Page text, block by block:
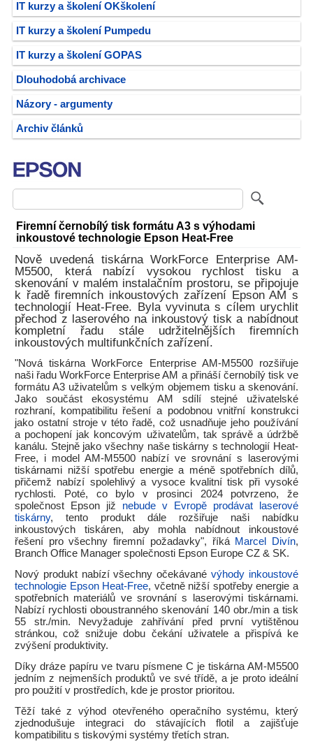
IT kurzy a školení OKškolení
IT kurzy a školení Pumpedu
IT kurzy a školení GOPAS
Dlouhodobá archivace
Názory - argumenty
Archiv článků
Firemní černobílý tisk formátu A3 s výhodami
inkoustové technologie Epson Heat-Free
Nově uvedená tiskárna WorkForce Enterprise AM-
M5500, která nabízí vysokou rychlost tisku a
skenování v malém instalačním prostoru, se připojuje
k řadě firemních inkoustových zařízení Epson AM s
technologií Heat-Free. Byla vyvinuta s cílem urychlit
přechod z laserového na inkoustový tisk a nabídnout
kompletní řadu stále udržitelnějších firemních
inkoustových multifunkčních zařízení.
"Nová tiskárna WorkForce Enterprise AM-M5500 rozšiřuje
naši řadu WorkForce Enterprise AM a přináší černobílý tisk ve
formátu A3 uživatelům s velkým objemem tisku a skenování.
Jako součást ekosystému AM sdílí stejné uživatelské
rozhraní, kompatibilitu řešení a podobnou vnitřní konstrukci
jako ostatní stroje v této řadě, což usnadňuje jeho používání
a pochopení jak koncovým uživatelům, tak správě a údržbě
kanálu. Stejně jako všechny naše tiskárny s technologií Heat-
Free, i model AM-M5500 nabízí ve srovnání s laserovými
tiskárnami nižší spotřebu energie a méně spotřebních dílů,
přičemž nabízí spolehlivý a vysoce kvalitní tisk při vysoké
rychlosti. Poté, co bylo v prosinci 2024 potvrzeno, že
společnost Epson již nebude v Evropě prodávat laserové
tiskárny, tento produkt dále rozšiřuje naši nabídku
inkoustových tiskáren, aby mohla nabídnout inkoustové
řešení pro všechny firemní požadavky", říká Marcel Divín,
Branch Office Manager společnosti Epson Europe CZ & SK.
Nový produkt nabízí všechny očekávanévýhody inkoustové
technologie Epson Heat-Free, včetně nižší spotřeby energie a
spotřebních materiálů ve srovnání s laserovými tiskárnami.
Nabízí rychlosti oboustranného skenování 140 obr./min a tisk
55 str./min. Nevyžaduje zahřívání před první vytištěnou
stránkou, což snižuje dobu čekání uživatele a přispívá ke
zvýšení produktivity.
Díky dráze papíru ve tvaru písmene C je tiskárna AM-M5500
jedním z nejmenších produktů ve své třídě, a je proto ideální
pro použití v prostředích, kde je prostor prioritou.
Těží také z výhod otevřeného operačního systému, který
zjednodušuje integraci do stávajících flotil a zajišťuje
kompatibilitu s tiskovými systémy třetích stran.